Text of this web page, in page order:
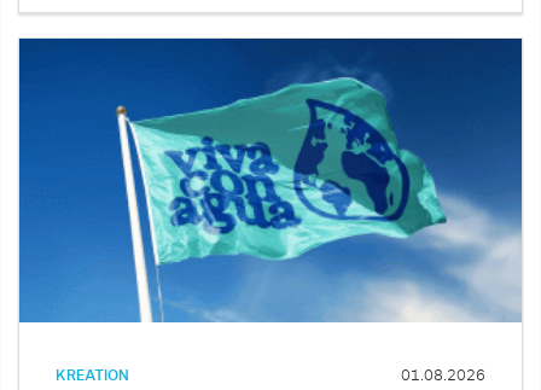
KREATION 01.08.2026